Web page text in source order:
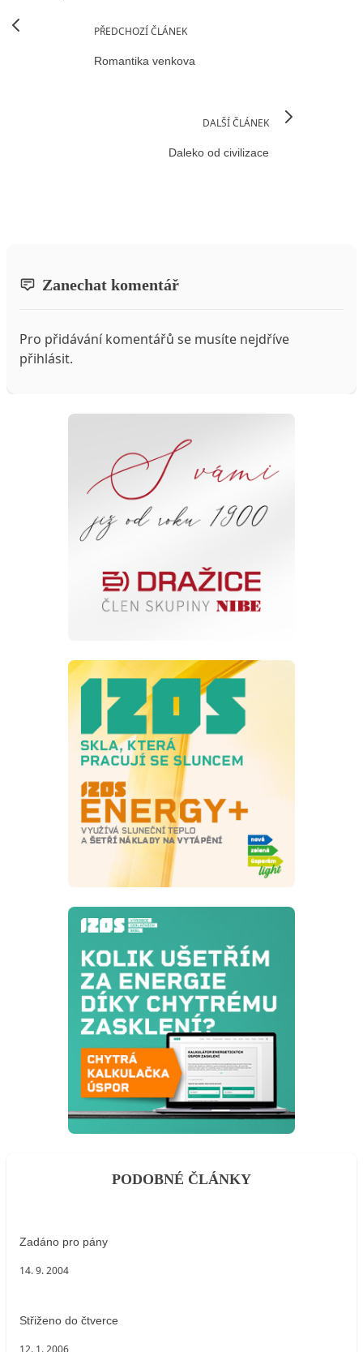
PŘEDCHOZÍ ČLÁNEK
Romantika venkova
DALŠÍ ČLÁNEK
Daleko od civilizace
Zanechat komentář
Pro přidávání komentářů se musíte nejdříve
přihlásit.
PODOBNÉ ČLÁNKY
Zadáno pro pány
14. 9. 2004
Střiženo do čtverce